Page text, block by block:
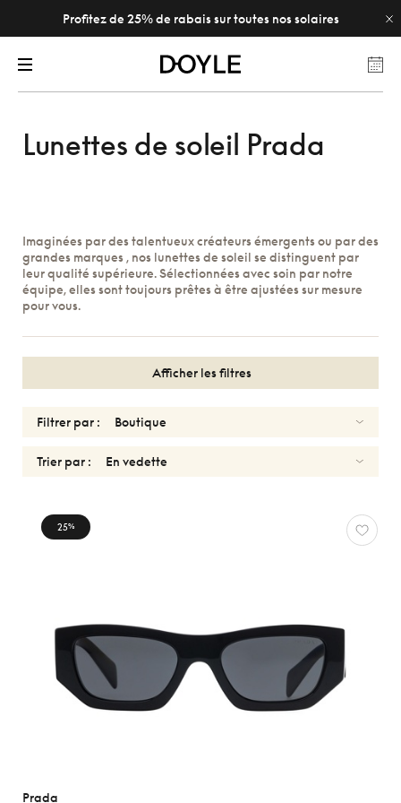
Profitez de 25% de rabais sur toutes nos solaires
Lunettes de soleil Prada
Imaginées par des talentueux créateurs émergents ou par des
grandes marques , nos lunettes de soleil se distinguent par
leur qualité supérieure. Sélectionnées avec soin par notre
équipe, elles sont toujours prêtes à être ajustées sur mesure
pour vous.
PRADA
Types
Optiques
Solaires
Sport
Afficher les filtres
Filtrer par :
Trier par :
25%
Prada